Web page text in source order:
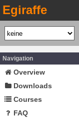
Egiraffe
Navigation
Overview
Downloads
Courses
FAQ